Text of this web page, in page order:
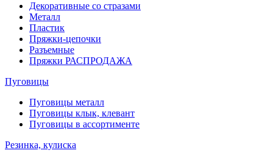
Декоративные со стразами
Металл
Пластик
Пряжки-цепочки
Разъемные
Пряжки РАСПРОДАЖА
Пуговицы
Пуговицы металл
Пуговицы клык, клевант
Пуговицы в ассортименте
Резинка, кулиска